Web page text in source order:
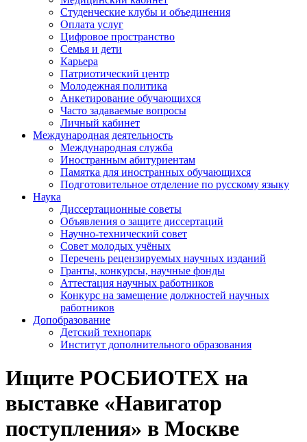
Студенческие клубы и объединения
Оплата услуг
Цифровое пространство
Семья и дети
Карьера
Патриотический центр
Молодежная политика
Анкетирование обучающихся
Часто задаваемые вопросы
Личный кабинет
Международная деятельность
Международная служба
Иностранным абитуриентам
Памятка для иностранных обучающихся
Подготовительное отделение по русскому языку
Наука
Диссертационные советы
Объявления о защите диссертаций
Научно-технический совет
Совет молодых учёных
Перечень рецензируемых научных изданий
Гранты, конкурсы, научные фонды
Аттестация научных работников
Конкурс на замещение должностей научных
работников
Допобразование
Детский технопарк
Институт дополнительного образования
Ищите РОСБИОТЕХ на
выставке «Навигатор
поступления» в Москве